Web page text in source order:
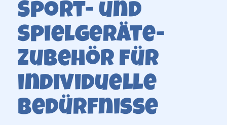
Sport- und
Spielgeräte-
Zubehör für
individuelle
Bedürfnisse